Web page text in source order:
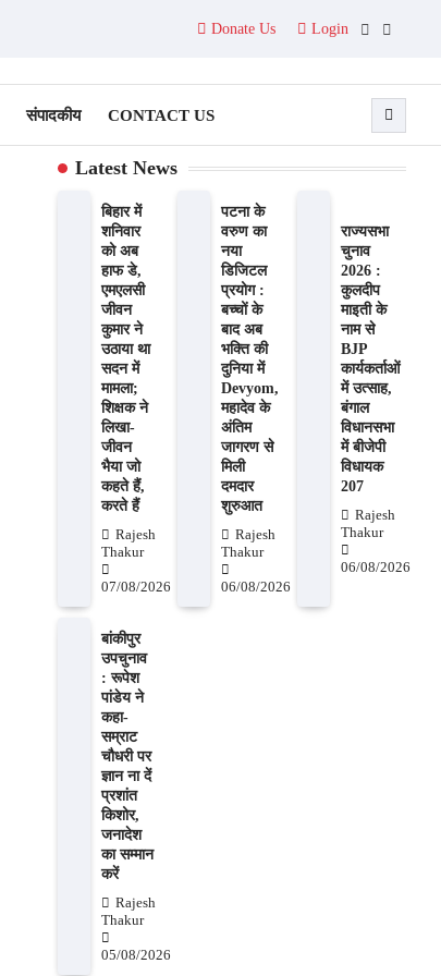
Donate Us Login
Facebook
Twitter
संपादकीय CONTACT US
Latest News
बिहार में
शनिवार
को अब
हाफ डे,
एमएलसी
जीवन
कुमार ने
उठाया था
सदन में
मामला;
शिक्षक ने
लिखा-
जीवन
भैया जो
कहते हैं,
करते हैं
Rajesh
Thakur
07/08/2026
पटना के
वरुण का
नया
डिजिटल
प्रयोग :
बच्चों के
बाद अब
भक्ति की
दुनिया में
Devyom,
महादेव के
अंतिम
जागरण से
मिली
दमदार
शुरुआत
Rajesh
Thakur
06/08/2026
राज्यसभा
चुनाव
2026 :
कुलदीप
माइती के
नाम से
BJP
कार्यकर्ताओं
में उत्साह,
बंगाल
विधानसभा
में बीजेपी
विधायक
207
Rajesh
Thakur
06/08/2026
बांकीपुर
उपचुनाव
: रूपेश
पांडेय ने
कहा-
सम्राट
चौधरी पर
ज्ञान ना दें
प्रशांत
किशोर,
जनादेश
का सम्मान
करें
Rajesh
Thakur
05/08/2026